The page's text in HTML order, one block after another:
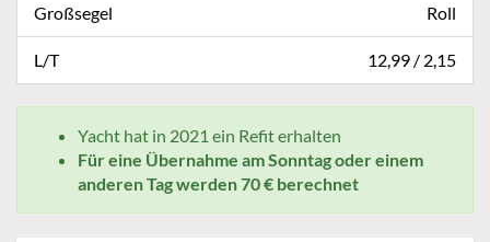
Großsegel Roll
L/T 12,99 / 2,15
Yacht hat in 2021 ein Refit erhalten
Für eine Übernahme am Sonntag oder einem
anderen Tag werden 70 € berechnet